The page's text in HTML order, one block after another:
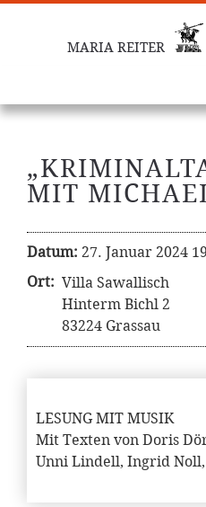
MARIA REITER
MIT
Datum: 27. Januar 2024
Ort: Villa Sawallisch
Hinterm Bichl 2
83224 Grassau
LESUNG MIT MUSIK
Mit Texten von Doris
Unni Lindell, Ingrid